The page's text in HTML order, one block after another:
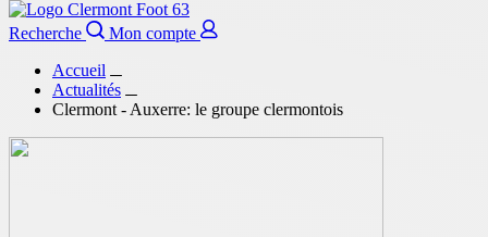
Recherche
Mon compte
Accueil
Actualités
Clermont - Auxerre: le groupe clermontois